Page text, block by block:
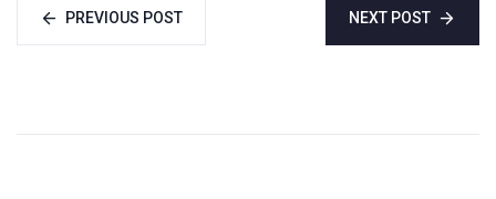
PREVIOUS POST NEXT POST